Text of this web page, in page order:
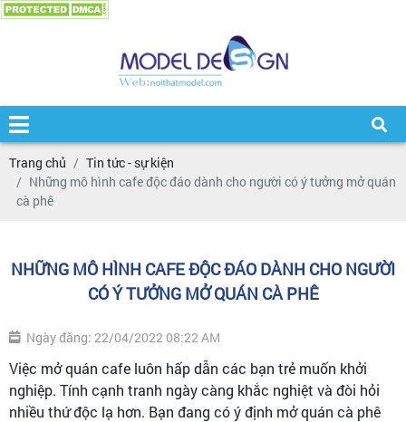
Trang chủ
Tin tức - sự kiện
Những mô hình cafe độc đáo dành cho người có ý tưởng mở quán
cà phê
NHỮNG MÔ HÌNH CAFE ĐỘC ĐÁO DÀNH CHO NGƯỜI
CÓ Ý TƯỞNG MỞ QUÁN CÀ PHÊ
Ngày đăng: 22/04/2022 08:22 AM
Việc mở quán cafe luôn hấp dẫn các bạn trẻ muốn khởi
nghiệp. Tính cạnh tranh ngày càng khắc nghiệt và đòi hỏi
nhiều thứ độc lạ hơn. Bạn đang có ý định mở quán cà phê